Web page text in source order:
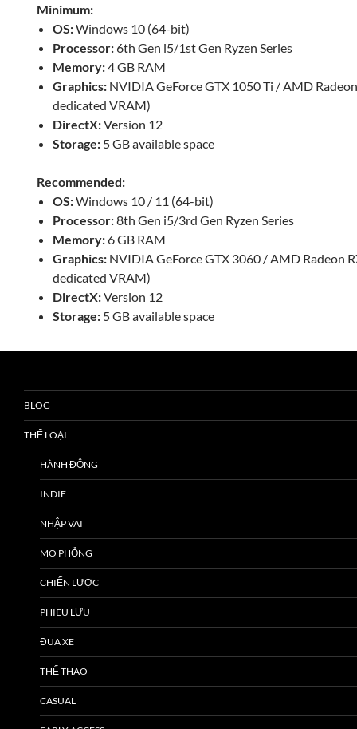
Minimum:
OS:Windows 10 (64-bit)
Processor:6th Gen i5/1st Gen Ryzen Series
Memory:4 GB RAM
Graphics: NVIDIA GeForce GTX 1050 Ti / AMD
dedicated VRAM)
DirectX:Version 12
Storage: 5 GB available space
Recommended:
OS:Windows 10 / 11 (64-bit)
Processor:8th Gen i5/3rd Gen Ryzen Series
Memory:6 GB RAM
Graphics: NVIDIA GeForce GTX 3060 / AMD Radeon
dedicated VRAM)
DirectX:Version 12
Storage: 5 GB available space
BLOG
THỂ LOẠI
HÀNH ĐỘNG
INDIE
NHẬP VAI
MÔ PHỎNG
CHIẾN LƯỢC
PHIÊU LƯU
ĐUA XE
THỂ THAO
CASUAL